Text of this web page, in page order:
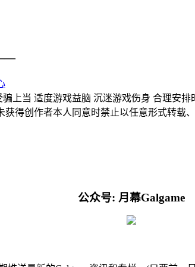
上当 适度游戏益脑 沉迷游戏伤身 合理安排
得创作者本人同意时禁止以任意形式转载、
公众号: 月幕Galgame